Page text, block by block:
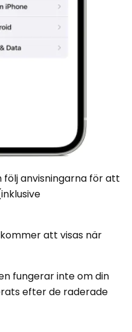
följ anvisningarna för att
att visas när
fungerar inte om din
efter de raderade